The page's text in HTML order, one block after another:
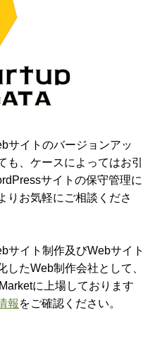
サイトのバージョンアッ
も、ケースによってはお引
サイトの保守管理に
りお気軽にご相談くださ
サイト制作及びWebサイト
たWeb制作会社として、
に上場しております
報 をご確認ください。